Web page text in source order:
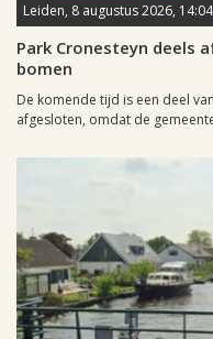
Leiden, 8 augustus 2026, 14:04
Park Cronesteyn deels
bomen
De komende tijd is een deel
afgesloten, omdat de